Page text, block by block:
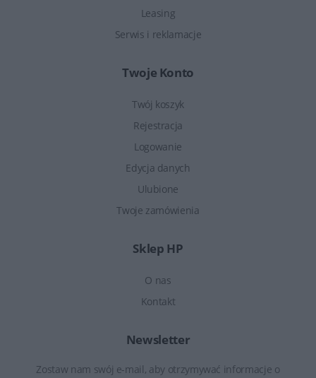
Leasing
Serwis i reklamacje
Twoje Konto
Twój koszyk
Rejestracja
Logowanie
Edycja danych
Ulubione
Twoje zamówienia
Sklep HP
O nas
Kontakt
Newsletter
Zostaw nam swój e-mail, aby otrzymywać informacje o